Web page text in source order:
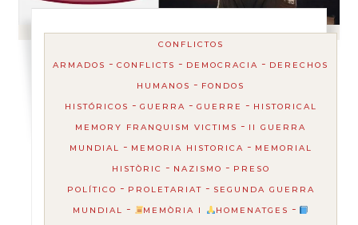
CONFLICTOS
ARMADOS -CONFLICTS - DEMOCRACIA - DERECHOS
HUMANOS - FONDOS
HISTÓRICOS - GUERRA - GUERRE - HISTORICAL
MEMORY FRANQUISM VICTIMS - II GUERRA
MUNDIAL - MEMORIA HISTORICA - MEMORIAL
HISTÒRIC
- NAZISMO - PRESO
POLÍTICO - PROLETARIAT - SEGUNDA GUERRA
MUNDIAL - MEMÒRIA I HOMENATGES -